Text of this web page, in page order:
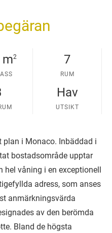
m2 7
RUM
Hav
UTSIKT
plan i Monaco. Inbäddad i
bostadsområde upptar
hel våning i en exceptionell
adress, som anses
anmärkningsvärda
av den berömda
Bland de högsta